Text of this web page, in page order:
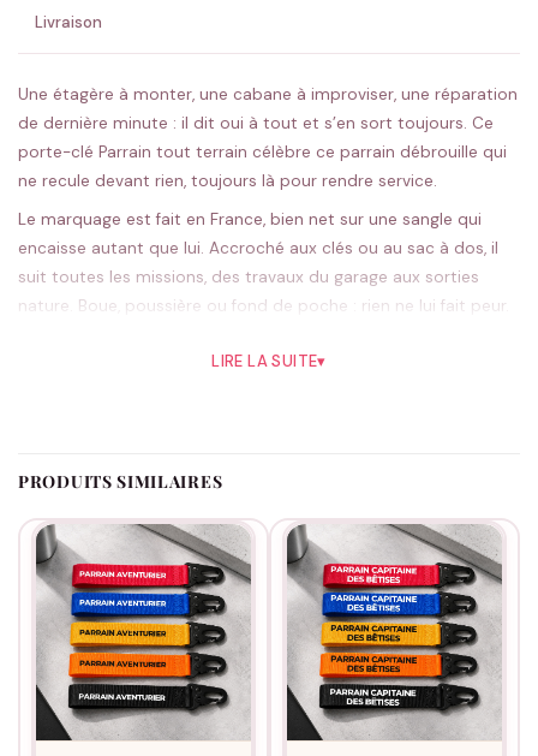
Livraison
Une étagère à monter, une cabane à improviser, une réparation
de dernière minute : il dit oui à tout et s’en sort toujours. Ce
porte-clé Parrain tout terrain célèbre ce parrain débrouille qui
ne recule devant rien, toujours là pour rendre service.
Le marquage est fait en France, bien net sur une sangle qui
encaisse autant que lui. Accroché aux clés ou au sac à dos, il
suit toutes les missions, des travaux du garage aux sorties
nature. Boue, poussière ou fond de poche : rien ne lui fait peur.
mise sur la discrétion ; cinq couleurs en tout. Fabriqué à la
LIRE LA SUITE▾
PRODUITS SIMILAIRES